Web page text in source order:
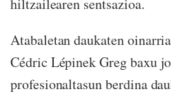
Atabaletan daukaten
Cédric Lépinek Greg baxu
profesionaltasun berdina